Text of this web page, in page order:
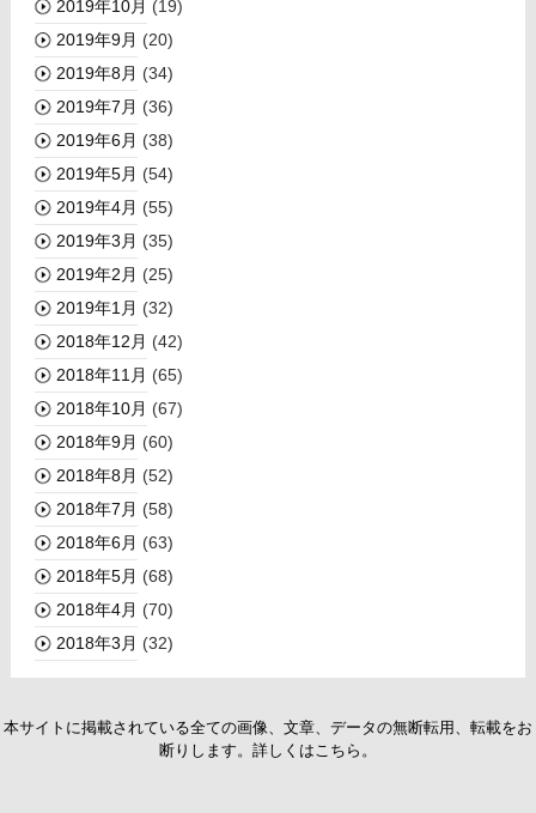
2019年10月 (19)
2019年9月 (20)
2019年8月 (34)
2019年7月 (36)
2019年6月 (38)
2019年5月 (54)
2019年4月 (55)
2019年3月 (35)
2019年2月 (25)
2019年1月 (32)
2018年12月 (42)
2018年11月 (65)
2018年10月 (67)
2018年9月 (60)
2018年8月 (52)
2018年7月 (58)
2018年6月 (63)
2018年5月 (68)
2018年4月 (70)
2018年3月 (32)
本サイトに掲載されている全ての画像、文章、データの無断転用、転載をお
断りします。詳しくはこちら。